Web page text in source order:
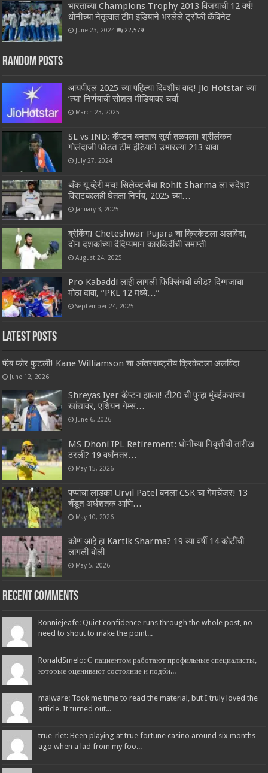
भारताच्या Champions Trophy 2013 विजयाची 12 वर्ष!
धोनीच्या नेतृत्वात टीम इंडियाने भरलेले ट्रॉफी कॅबिनेट
June 23, 2024 22,579
Random Posts
आयपीएल 2025 च्या पहिल्या दिवशीच वाद! Jio Hotstar च्या
‘त्या’ निर्णयाची सोशल मीडियावर चर्चा
March 23, 2025
SL vs IND: कॅप्टन बनताच सूर्या तळपला! श्रीलंकन
गोलंदाजी फोडत टीम इंडियाने उभारल्या 213 धावा
July 27, 2024
थॅंक यू व्हेरी मच! सिलेक्टर्सचा Rohit Sharma ला संदेश?
विराटबद्दलही घेतला निर्णय, 2025 च्या…
January 3, 2025
ब्रेकिंग! Cheteshwar Pujara चा क्रिकेटला अलविदा,
दोन दशकांच्या दैदिप्यमान कारकिर्दीची समाप्ती
August 24, 2025
Pro Kabaddi लाही लागली फिक्सिंगची कीड? दिग्गजाचा
मोठा दावा, “PKL 12 मध्ये…”
September 24, 2025
Latest Posts
फॅब फोर फुटली! Kane Williamson चा आंतरराष्ट्रीय क्रिकेटला अलविदा
June 12, 2026
Shreyas Iyer कॅप्टन झाला! टी20 ची पुन्हा मुंबईकराच्या
खांद्यावर, एशियन गेम्स…
June 6, 2026
MS Dhoni IPL Retirement: धोनीच्या निवृत्तीची तारीख
ठरली? 19 वर्षांनंतर…
May 15, 2026
पप्पांचा लाडका Urvil Patel बनला CSK चा गेमचेंजर! 13
चेंडूत अर्धशतक आणि…
May 10, 2026
कोण आहे हा Kartik Sharma? 19 व्या वर्षी 14 कोटींची
लागली बोली
May 5, 2026
Recent Comments
Ronniejeafe: Quiet confidence runs through the whole post, no
need to shout to make the point...
RonaldSmelo: С пациентом работают профильные специалисты,
которые оценивают состояние и подби...
malware: Took me time to read the material, but I truly loved the
article. It turned out...
true_rlet: Been playing at true fortune casino around six months
ago when a lad from my foo...